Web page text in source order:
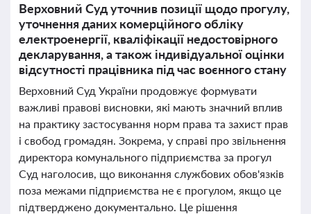
Верховний Суд уточнив позиції щодо прогулу,
уточнення даних комерційного обліку
електроенергії, кваліфікації недостовірного
декларування, а також індивідуальної оцінки
відсутності працівника під час воєнного стану
Верховний Суд України продовжує формувати
важливі правові висновки, які мають значний вплив
на практику застосування норм права та захист прав
і свобод громадян. Зокрема, у справі про звільнення
директора комунального підприємства за прогул
Суд наголосив, що виконання службових обов'язків
поза межами підприємства не є прогулом, якщо це
підтверджено документально. Це рішення